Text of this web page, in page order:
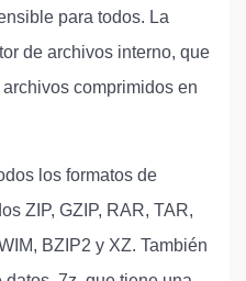
para todos. La
de archivos interno, que
comprimidos en
los formatos de
ZIP, GZIP, RAR, TAR,
BZIP2 y XZ. También